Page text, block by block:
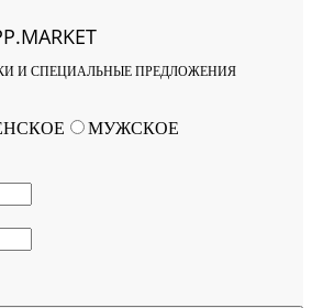
И СПЕЦИАЛЬНЫЕ ПРЕДЛОЖЕНИЯ
МУЖСКОЕ